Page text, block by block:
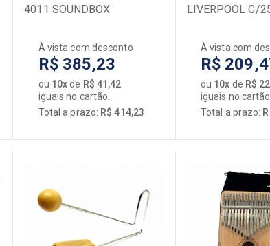
4011 SOUNDBOX
À vista com desconto
R$ 385,23
ou 10xde R$ 41,42
iguais no cartão.
Total a prazo: R$ 414,23
LIVERPOOL C/
À vista com
R$
ou 10x de R$
iguais no cartão.
Total a prazo: